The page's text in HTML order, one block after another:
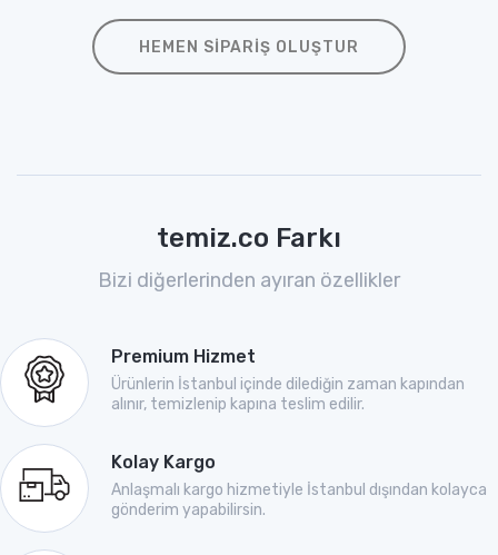
HEMEN SIPARIŞ OLUŞTUR
temiz.co Farkı
Bizi diğerlerinden ayıran özellikler
Premium Hizmet
Ürünlerin İstanbul içinde dilediğin zaman kapından
alınır, temizlenip kapına teslim edilir.
Kolay Kargo
Anlaşmalı kargo hizmetiyle İstanbul dışından kolayca
gönderim yapabilirsin.